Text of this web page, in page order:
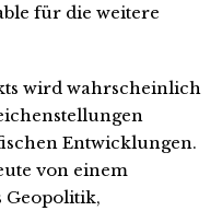
für die weitere
wird wahrscheinlich
Entwicklungen.
von einem
Geopolitik,